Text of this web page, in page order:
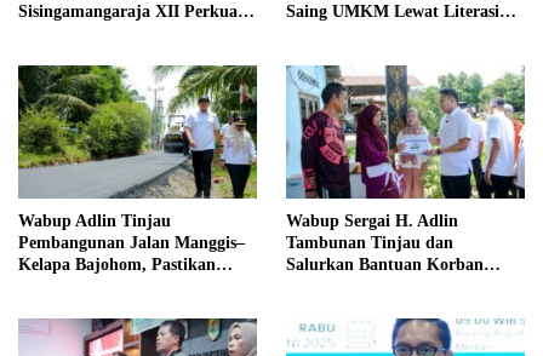
Sisingamangaraja XII Perkuat
Saing UMKM Lewat Literasi
Wabup Adlin Tinjau
Pembangunan Jalan Manggis–
Kelapa Bajohom, Pastikan
Wabup Sergai H. Adlin
Tambunan Tinjau dan
Salurkan Bantuan Korban